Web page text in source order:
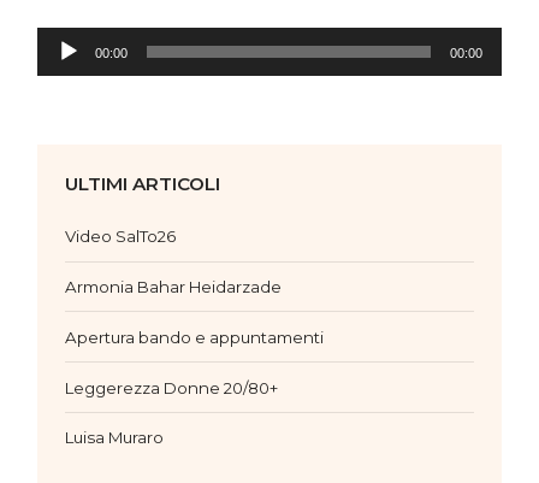
Audio
Player00:00 00:00
ULTIMI ARTICOLI
Video SalTo26
Armonia Bahar Heidarzade
Apertura bando e appuntamenti
Leggerezza Donne 20/80+
Luisa Muraro